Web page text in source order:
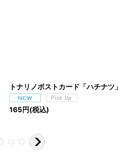
トナリノポストカード「ハチナツ」
165円(税込)